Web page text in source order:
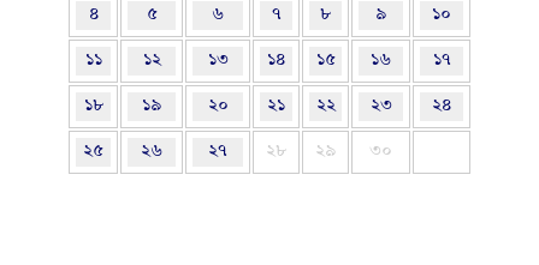
৪ ৫ ৬ ৭ ৮ ৯ ১০
১১ ১২ ১৩ ১৪ ১৫ ১৬ ১৭
১৮ ১৯ ২০ ২১ ২২ ২৩ ২৪
২৫ ২৬ ২৭ ২৮ ২৯ ৩০